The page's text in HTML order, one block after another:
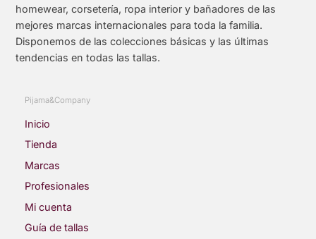
homewear, corsetería, ropa interior y bañadores de las
mejores marcas internacionales para toda la familia.
Disponemos de las colecciones básicas y las últimas
tendencias en todas las tallas.
Pijama&Company
Inicio
Tienda
Marcas
Profesionales
Mi cuenta
Guía de tallas